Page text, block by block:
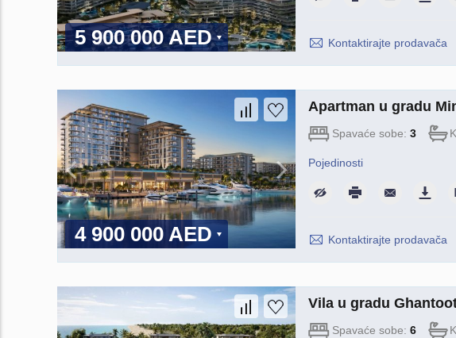
5 900 000 AED Kontaktirajte prodavača
4 900 000 AED
Apartman u gradu
Spavaće sobe: 3
Pojedinosti
Kontaktirajte prodavača
Vila u gradu
Spavaće sobe: 6